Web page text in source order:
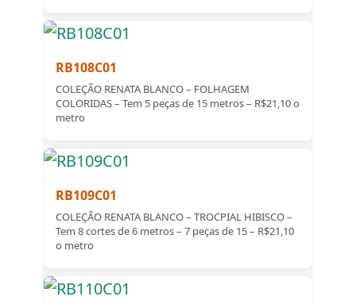
RB108C01
COLEÇÃO RENATA BLANCO – FOLHAGEM
COLORIDAS – Tem 5 peças de 15 metros – R$21,10 o
metro
RB109C01
COLEÇÃO RENATA BLANCO – TROCPIAL HIBISCO –
Tem 8 cortes de 6 metros – 7 peças de 15 – R$21,10
o metro